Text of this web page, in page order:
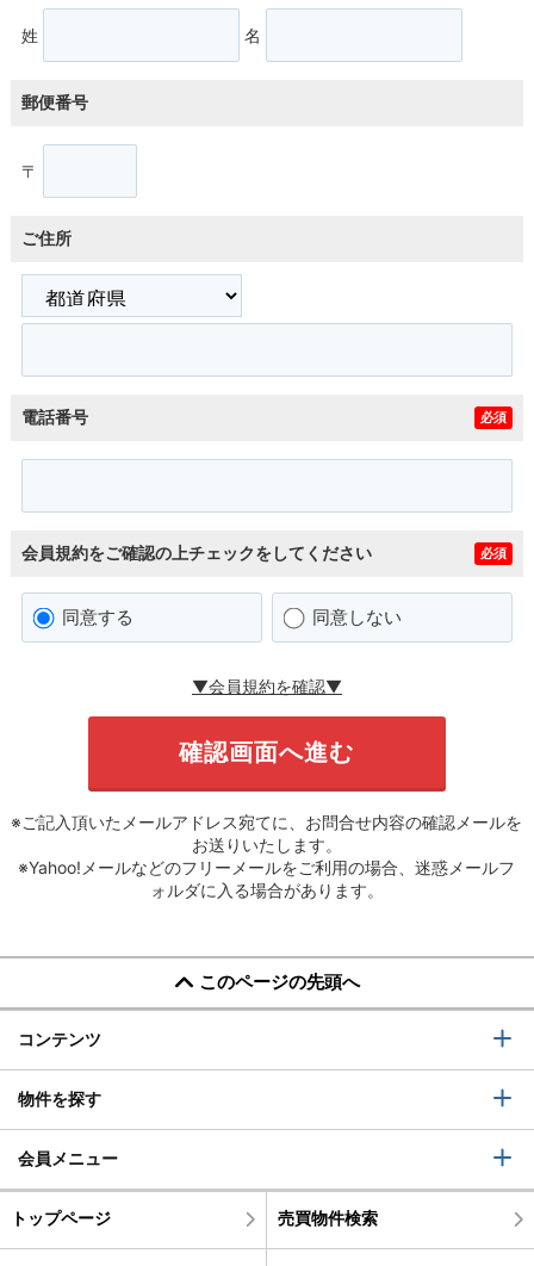
姓 名
郵便番号
〒
ご住所
電話番号 必須
会員規約をご確認の上チェックをしてください 必須
同意する 同意しない
▼会員規約を確認▼
※ご記入頂いたメールアドレス宛てに、お問合せ内容の確認メールを
お送りいたします。
※Yahoo!メールなどのフリーメールをご利用の場合、迷惑メールフ
ォルダに入る場合があります。
このページの先頭へ
コンテンツ
物件を探す
会員メニュー
トップページ 売買物件検索